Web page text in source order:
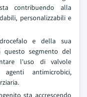
contribuendo alla
personalizzabili e
e della sua
questo segmento del
l'uso di valvole
antimicrobici,
sta accrescendo